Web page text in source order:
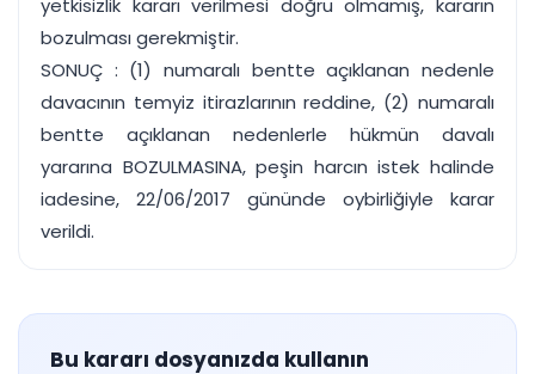
yetkisizlik kararı verilmesi doğru olmamış, kararın
bozulması gerekmiştir.
SONUÇ : (1) numaralı bentte açıklanan nedenle
davacının temyiz itirazlarının reddine, (2) numaralı
bentte açıklanan nedenlerle hükmün davalı
yararına BOZULMASINA, peşin harcın istek halinde
iadesine, 22/06/2017 gününde oybirliğiyle karar
verildi.
Bu kararı dosyanızda kullanın